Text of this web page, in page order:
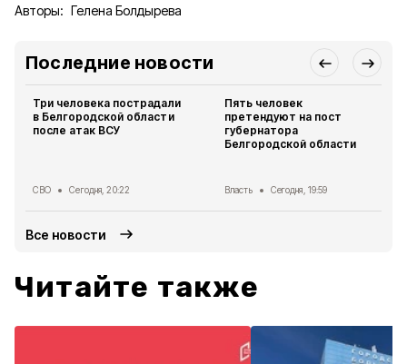
Авторы: Гелена Болдырева
Последние новости
Три человека пострадали
в Белгородской области
после атак ВСУ
СВО Сегодня, 20:22
Пять человек
претендуют на пост
губернатора
Белгородской области
Власть Сегодня, 19:59
Все новости
Читайте также